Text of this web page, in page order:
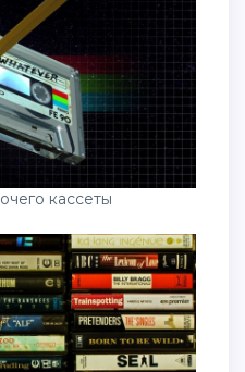
кассеты